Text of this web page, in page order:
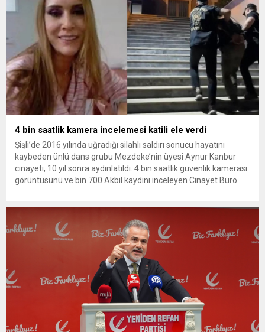
4 bin saatlik kamera incelemesi katili ele verdi
Şişli’de 2016 yılında uğradığı silahlı saldırı sonucu hayatını
kaybeden ünlü dans grubu Mezdeke’nin üyesi Aynur Kanbur
cinayeti, 10 yıl sonra aydınlatıldı. 4 bin saatlik güvenlik kamerası
görüntüsünü ve bin 700 Akbil kaydını inceleyen Cinayet Büro